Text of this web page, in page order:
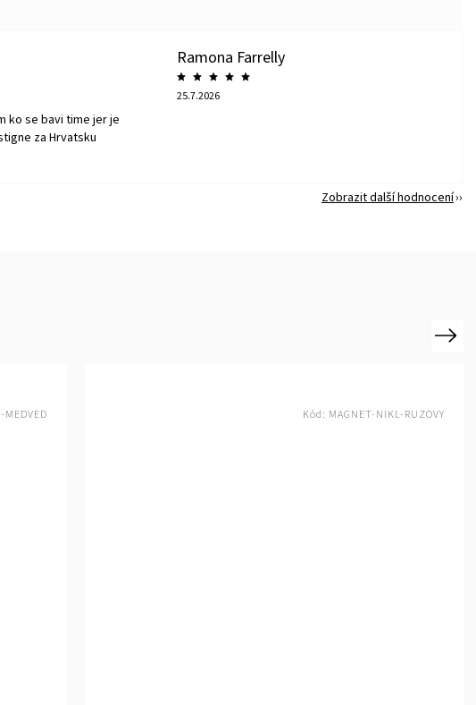
ko se bavi time jer je
za Hrvatsku
Ramona Farrelly
25.7.2026
Zobrazit další hodnocení
WHITE Kód:MAGNET-NIKL-STRIBRNY
Next